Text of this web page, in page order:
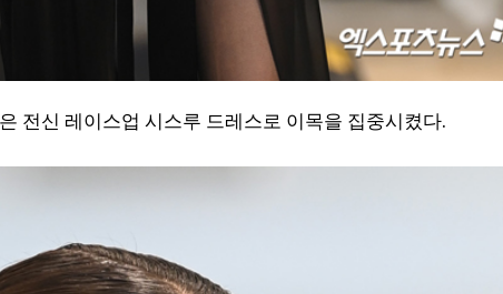
전신 레이스업 시스루 드레스로 이목을 집중시켰다.